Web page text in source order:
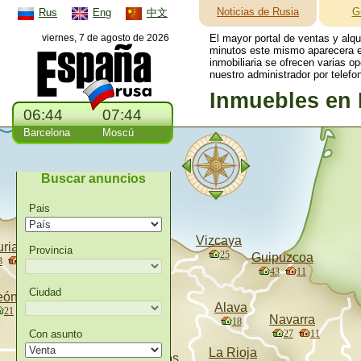
Rus Eng 中文 Noticias de Rusia
viernes, 7 de agosto de 2026
06:44
Barcelona
07:44
Moscú
El mayor portal de ventas y
minutos este mismo aparecera
inmobiliaria se ofrecen varias
nuestro administrador por
Inmuebles en
Alava
18
Burgos
Cantabria
34 10
Guipuzcoa
43 11
La Rioja
21
Navarra
27 11
Palencia
Vizcaya
25
Buscar anuncios
Pais
Provincia
Ciudad
Con asunto